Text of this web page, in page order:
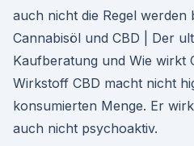
auch nicht die Regel werden
Cannabisöl und CBD | Der
Kaufberatung und Wie wirkt
Wirkstoff CBD macht nicht
konsumierten Menge. Er
auch nicht psychoaktiv.